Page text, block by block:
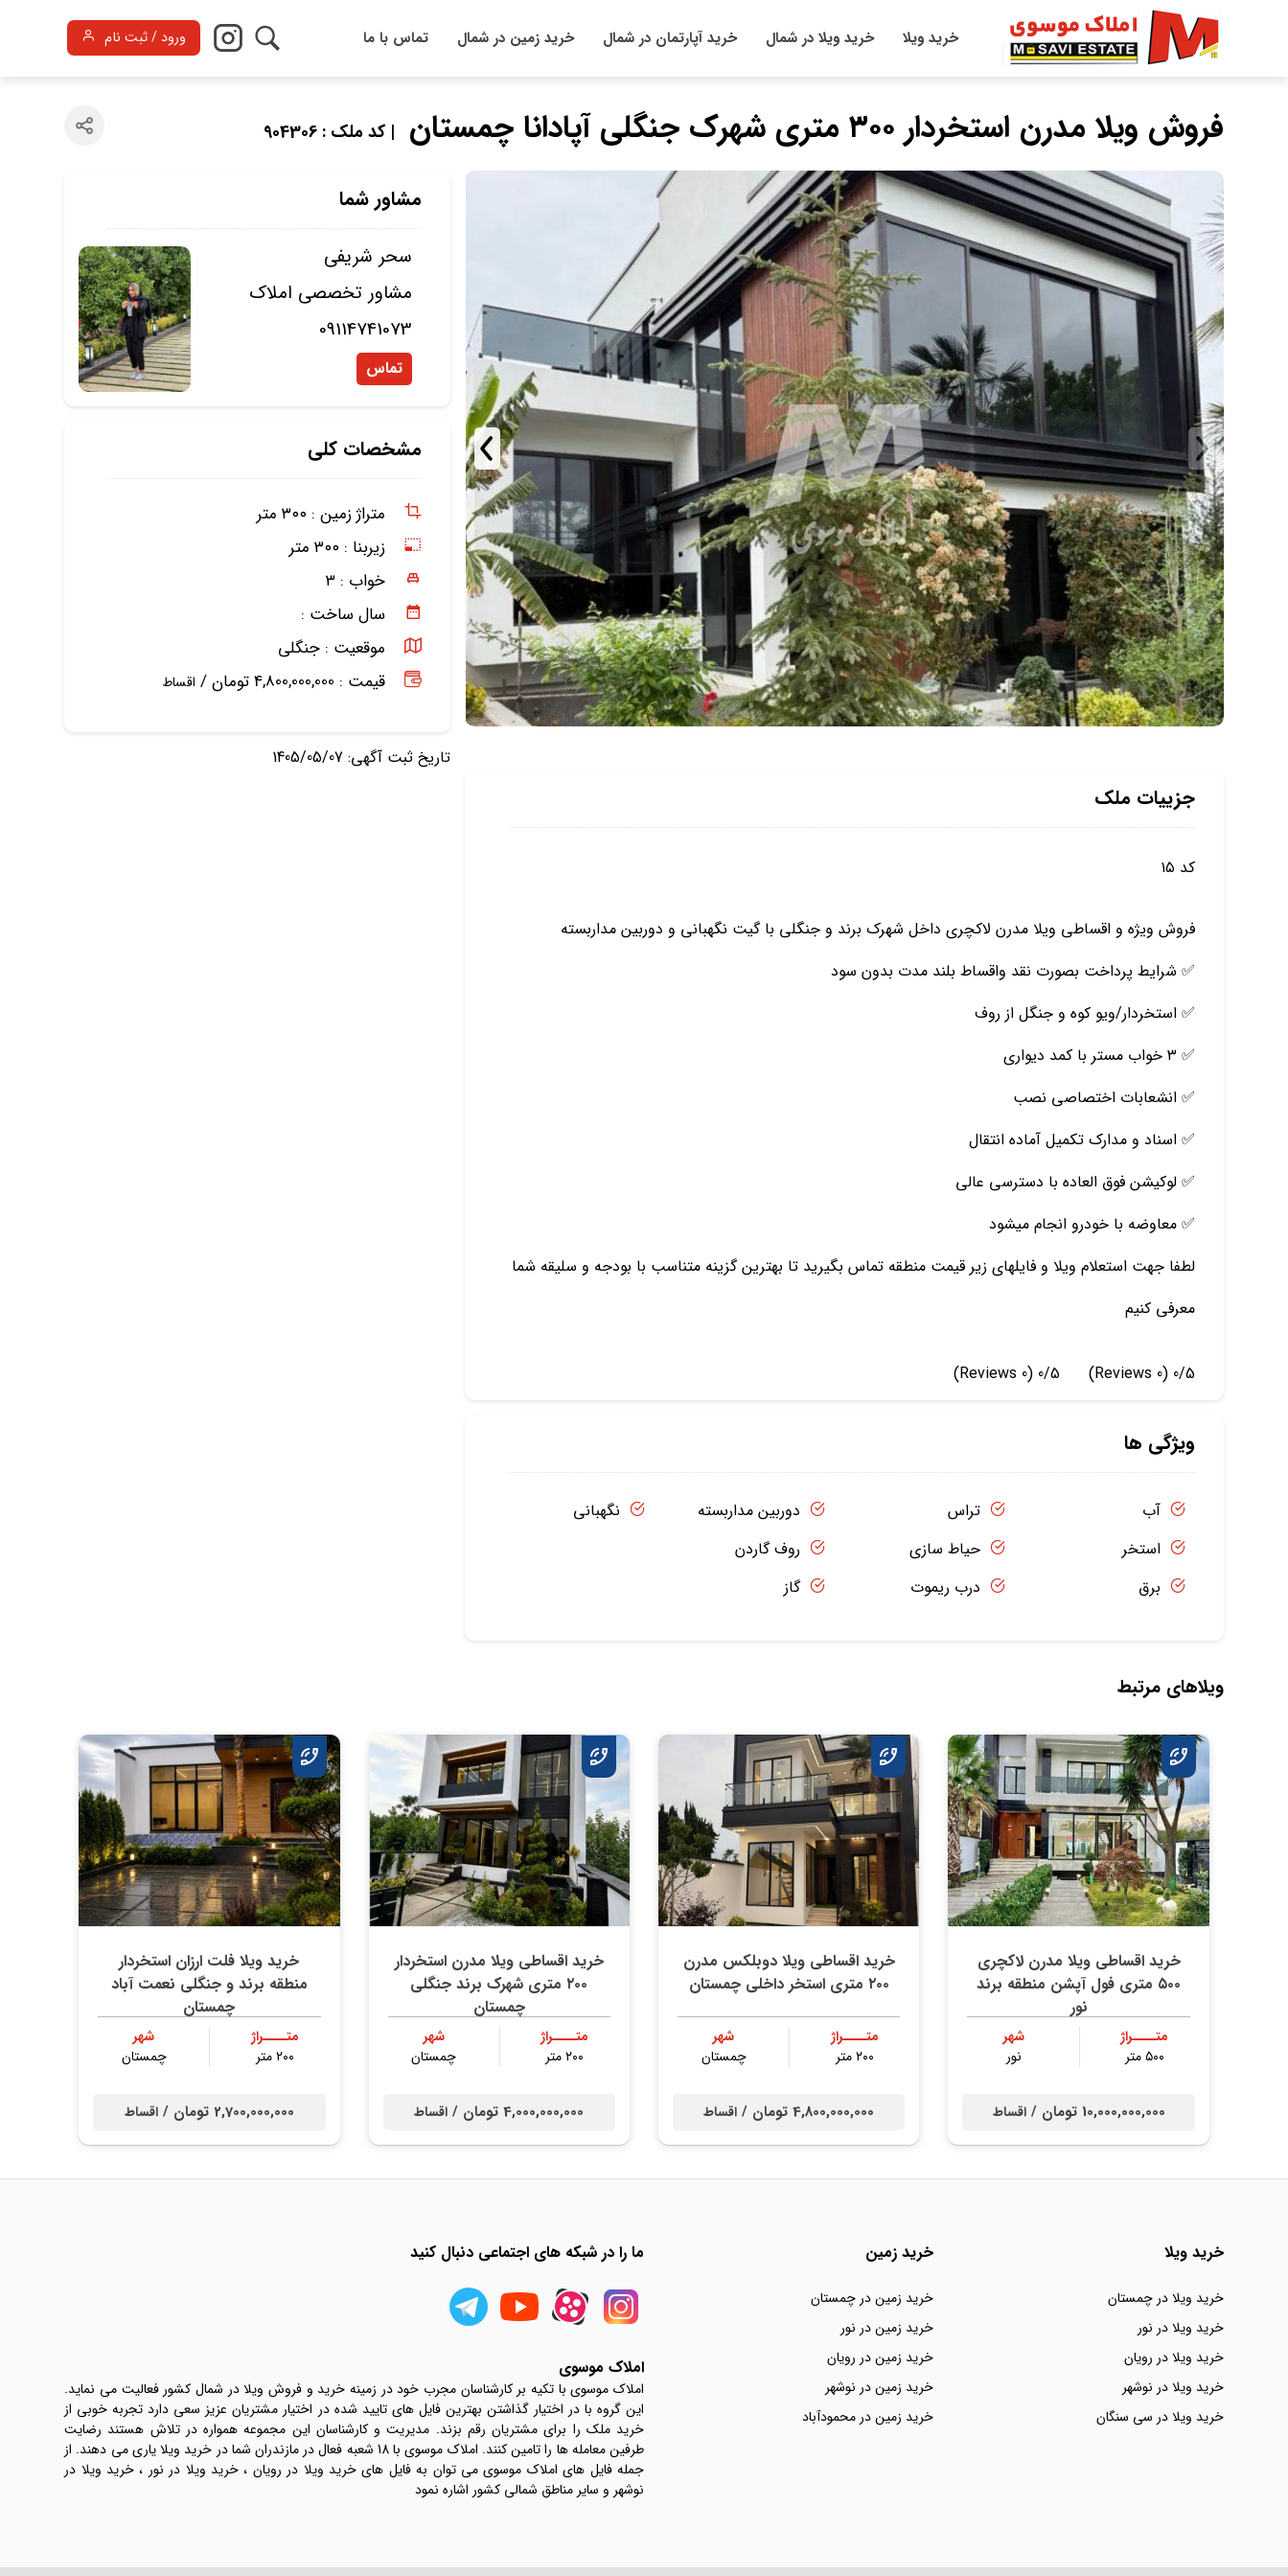
خرید ویلا خرید ویلا در شمال خرید آپارتمان در شمال خرید زمین در شمال تماس با ما ورود / ثبت نام
فروش ویلا مدرن استخردار ۳۰۰ متری شهرک جنگلی آپادانا چمستان | کد ملک : 904306
مشاور شما
سحر شریفی
مشاور تخصصی املاک
09114741073
تماس
مشخصات کلی
متراژ زمین : ۳۰۰ متر
زیربنا : ۳۰۰ متر
خواب : ۳
سال ساخت :
موقعیت : جنگلی
قیمت : 4,800,000,000 تومان /
اقساط
تاریخ ثبت آگهی: 1405/05/07
جزییات ملک
کد ۱۵
فروش ویژه و اقساطی ویلا مدرن لاکچری داخل شهرک برند و جنگلی با گیت نگهبانی و دوربین مداربسته
✅ شرایط پرداخت بصورت نقد واقساط بلند مدت بدون سود
✅ استخردار/ویو کوه و جنگل از روف
✅ ۳ خواب مستر با کمد دیواری
✅ انشعابات اختصاصی نصب
✅ اسناد و مدارک تکمیل آماده انتقال
✅ لوکیشن فوق العاده با دسترسی عالی
✅ معاوضه با خودرو انجام میشود
لطفا جهت استعلام ویلا و فایلهای زیر قیمت منطقه تماس بگیرید تا بهترین گزینه متناسب با بودجه و سلیقه شما
معرفی کنیم
0/5
(0 Reviews)
0/5
(0 Reviews)
ویژگی ها
آب
استخر
برق
تراس
حیاط سازی
درب ریموت
دوربین مداربسته
روف گاردن
گاز
نگهبانی
ویلاهای مرتبط
خرید اقساطی ویلا مدرن لاکچری
۵۰۰ متری فول آپشن منطقه برند
نور
متــــراژ
۵۰۰ متر
شهر
نور
10,000,000,000 تومان / اقساط
خرید اقساطی ویلا دوبلکس مدرن
۲۰۰ متری استخر داخلی چمستان
متــــراژ
۲۰۰ متر
شهر
چمستان
4,800,000,000 تومان / اقساط
خرید اقساطی ویلا مدرن استخردار
۲۰۰ متری شهرک برند جنگلی
چمستان
متــــراژ
۲۰۰ متر
شهر
چمستان
4,000,000,000 تومان / اقساط
خرید ویلا فلت ارزان استخردار
منطقه برند و جنگلی نعمت آباد
چمستان
متــــراژ
۲۰۰ متر
شهر
چمستان
2,700,000,000 تومان / اقساط
خرید ویلا
خرید ویلا در چمستان
خرید ویلا در نور
خرید ویلا در رویان
خرید ویلا در نوشهر
خرید ویلا در سی سنگان
خرید زمین
خرید زمین در چمستان
خرید زمین در نور
خرید زمین در رویان
خرید زمین در نوشهر
خرید زمین در محمودآباد
ما را در شبکه های اجتماعی دنبال کنید
املاک موسوی
املاک موسوی با تکیه بر کارشناسان مجرب خود در زمینه خرید و فروش ویلا در شمال کشور فعالیت می نماید.
این گروه با در اختیار گذاشتن بهترین فایل های تایید شده در اختیار مشتریان عزیز سعی دارد تجربه خوبی از
خرید ملک را برای مشتریان رقم بزند. مدیریت و کارشناسان این مجموعه همواره در تلاش هستند رضایت
طرفین معامله ها را تامین کنند. املاک موسوی با 18 شعبه فعال در مازندران شما در خرید ویلا یاری می دهند. از
جمله فایل های املاک موسوی می توان به فایل های خرید ویلا در رویان ، خرید ویلا در نور ، خرید ویلا در
نوشهر و سایر مناطق شمالی کشور اشاره نمود